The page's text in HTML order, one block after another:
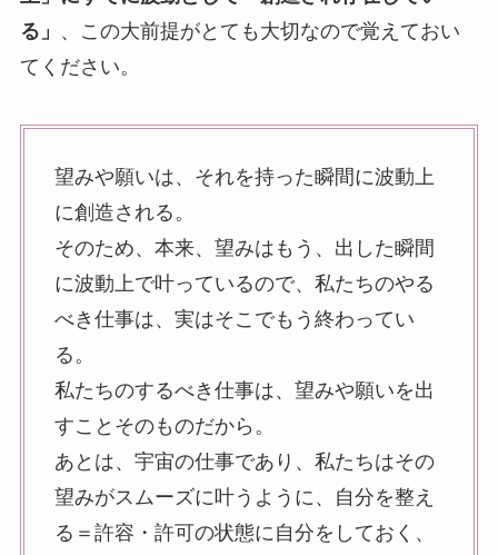
る」 、この大前提がとても大切なので覚えておい
てください。
望みや願いは、それを持った瞬間に波動上
に創造される。
そのため、本来、望みはもう、出した瞬間
に波動上で叶っているので、私たちのやる
べき仕事は、実はそこでもう終わってい
る。
私たちのするべき仕事は、望みや願いを出
すことそのものだから。
あとは、宇宙の仕事であり、私たちはその
望みがスムーズに叶うように、自分を整え
る＝許容・許可の状態に自分をしておく、